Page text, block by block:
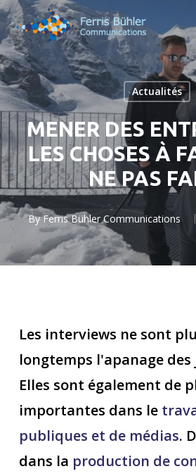
Skip
to
main
content
Actualités
MENER DES
LES CHOSES À
NE PAS
By Ferris Bühler Communications
Les interviews ne sont
longtemps l'apanage
Elles sont également de
importantes dans le
publiques et de médias.
dans la production de